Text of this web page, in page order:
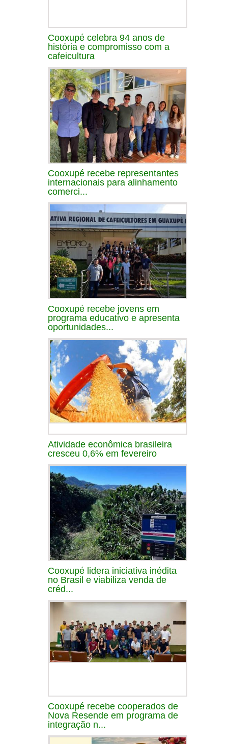
Cooxupé celebra 94 anos de
história e compromisso com a
cafeicultura
Cooxupé recebe representantes
internacionais para alinhamento
comerci...
Cooxupé recebe jovens em
programa educativo e apresenta
oportunidades...
Atividade econômica brasileira
cresceu 0,6% em fevereiro
Cooxupé lidera iniciativa inédita
no Brasil e viabiliza venda de
créd...
Cooxupé recebe cooperados de
Nova Resende em programa de
integração n...